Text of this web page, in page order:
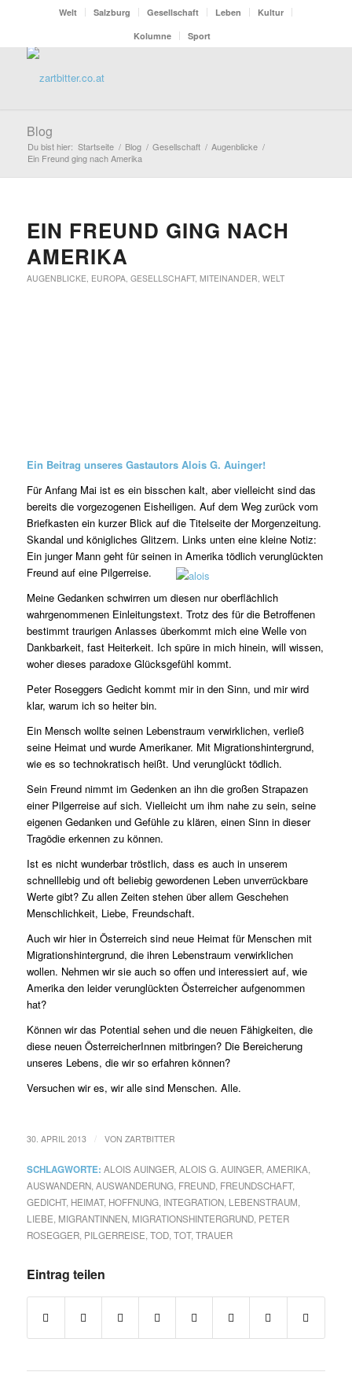
Welt Salzburg Gesellschaft Leben
Kultur
Kolumne
Sport
Blog
Du bist hier: Startseite / Blog / Gesellschaft / Augenblicke /
Ein Freund ging nach Amerika
EIN FREUND GING NACH
AMERIKA
AUGENBLICKE, EUROPA, GESELLSCHAFT, MITEINANDER, WELT
Ein Beitrag unseres Gastautors Alois G. Auinger!
Für Anfang Mai ist es ein bisschen kalt, aber vielleicht sind das
bereits die vorgezogenen Eisheiligen. Auf dem Weg zurück vom
Briefkasten ein kurzer Blick auf die Titelseite der Morgenzeitung.
Skandal und königliches Glitzern. Links unten eine kleine Notiz:
Ein junger Mann geht für seinen in Amerika tödlich verunglückten
Freund auf eine Pilgerreise.
Meine Gedanken schwirren um diesen nur oberflächlich
wahrgenommenen Einleitungstext. Trotz des für die Betroffenen
bestimmt traurigen Anlasses überkommt mich eine Welle von
Dankbarkeit, fast Heiterkeit. Ich spüre in mich hinein, will wissen,
woher dieses paradoxe Glücksgefühl kommt.
Peter Roseggers Gedicht kommt mir in den Sinn, und mir wird
klar, warum ich so heiter bin.
Ein Mensch wollte seinen Lebenstraum verwirklichen, verließ
seine Heimat und wurde Amerikaner. Mit Migrationshintergrund,
wie es so technokratisch heißt. Und verunglückt tödlich.
Sein Freund nimmt im Gedenken an ihn die großen Strapazen
einer Pilgerreise auf sich. Vielleicht um ihm nahe zu sein, seine
eigenen Gedanken und Gefühle zu klären, einen Sinn in dieser
Tragödie erkennen zu können.
Ist es nicht wunderbar tröstlich, dass es auch in unserem
schnelllebig und oft beliebig gewordenen Leben unverrückbare
Werte gibt? Zu allen Zeiten stehen über allem Geschehen
Menschlichkeit, Liebe, Freundschaft.
Auch wir hier in Österreich sind neue Heimat für Menschen mit
Migrationshintergrund, die ihren Lebenstraum verwirklichen
wollen. Nehmen wir sie auch so offen und interessiert auf, wie
Amerika den leider verunglückten Österreicher aufgenommen
hat?
Können wir das Potential sehen und die neuen Fähigkeiten, die
diese neuen ÖsterreicherInnen mitbringen? Die Bereicherung
unseres Lebens, die wir so erfahren können?
Versuchen wir es, wir alle sind Menschen. Alle.
30. APRIL 2013 VON ZARTBITTER
SCHLAGWORTE: ALOIS AUINGER, ALOIS G. AUINGER, AMERIKA,
AUSWANDERN, AUSWANDERUNG, FREUND, FREUNDSCHAFT,
GEDICHT, HEIMAT, HOFFNUNG, INTEGRATION, LEBENSTRAUM,
LIEBE, MIGRANTINNEN, MIGRATIONSHINTERGRUND, PETER
ROSEGGER, PILGERREISE, TOD, TOT, TRAUER
Eintrag teilen